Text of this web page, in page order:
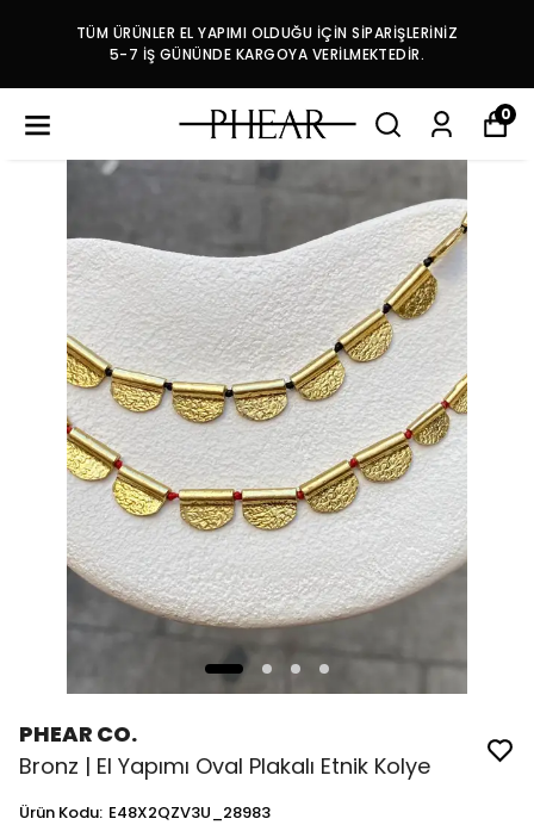
TÜM ÜRÜNLER EL YAPIMI OLDUĞU İÇİN SİPARİŞLERİNİZ
5-7 İŞ GÜNÜNDE KARGOYA VERİLMEKTEDİR.
0
PHEAR CO.
Bronz | El Yapımı Oval Plakalı Etnik Kolye
Ürün Kodu: E48X2QZV3U_28983